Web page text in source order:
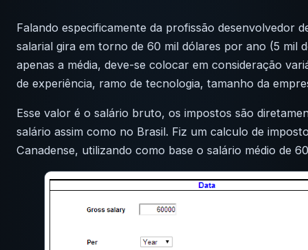
Falando especificamente da profissão desenvolvedor
salarial gira em torno de 60 mil dólares por ano (5 mil
apenas a média, deve-se colocar em consideração
de experiência, ramo de tecnologia, tamanho da
Esse valor é o salário bruto, os impostos são
salário assim como no Brasil. Fiz um calculo de
Canadense, utilizando como base o salário médio de